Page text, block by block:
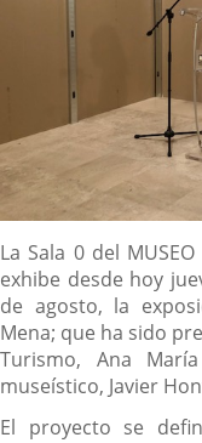
Descripción
La Sala 0 del MUSEO
exhibe desde hoy
de agosto, la
Mena; que ha sido
Turismo, Ana
museístico, Javier
El proyecto se